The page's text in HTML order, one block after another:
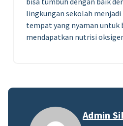
lingkungan sekolah menjadi
tempat yang nyaman untuk
mendapatkan nutrisi
Admin